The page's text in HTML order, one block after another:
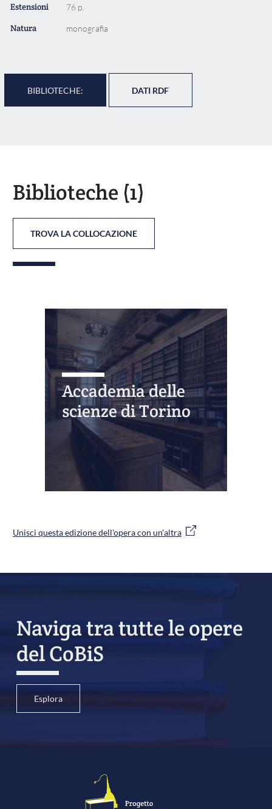
Estensioni 76 p.
Natura monografia
BIBLIOTECHE: DATI RDF
Biblioteche (1)
TROVA LA COLLOCAZIONE
Accademia delle
scienze di Torino
Unisci questa edizione dell'opera con un'altra
Naviga tra tutte le opere
del CoBiS
Esplora